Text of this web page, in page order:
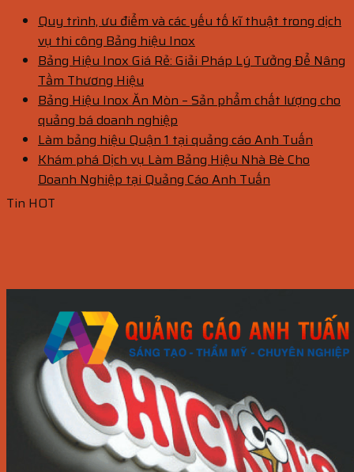
Quy trình, ưu điểm và các yếu tố kĩ thuật trong dịch
vụ thi công Bảng hiệu Inox
Bảng Hiệu Inox Giá Rẻ: Giải Pháp Lý Tưởng Để Nâng
Tầm Thương Hiệu
Bảng Hiệu Inox Ăn Mòn – Sản phẩm chất lượng cho
quảng bá doanh nghiệp
Làm bảng hiệu Quận 1 tại quảng cáo Anh Tuấn
Khám phá Dịch vụ Làm Bảng Hiệu Nhà Bè Cho
Doanh Nghiệp tại Quảng Cáo Anh Tuấn
Tin HOT